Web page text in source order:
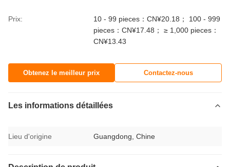
Prix:
10 - 99 pieces：CN¥20.18； 100 - 999
pieces：CN¥17.48； ≥ 1,000 pieces：
CN¥13.43
Obtenez le meilleur prix Contactez-nous
Les informations détaillées
Lieu d'origine Guangdong, Chine